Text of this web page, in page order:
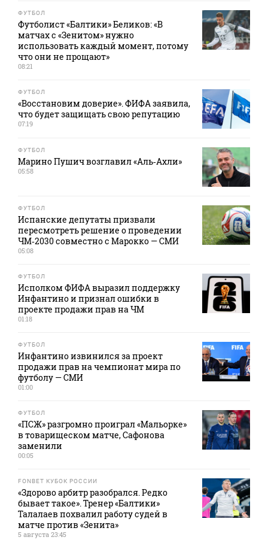
ФУТБОЛ
Футболист «Балтики» Беликов: «В
матчах с «Зенитом» нужно
использовать каждый момент, потому
что они не прощают»
08:21
ФУТБОЛ
«Восстановим доверие». ФИФА заявила,
что будет защищать свою репутацию
07:19
ФУТБОЛ
Марино Пушич возглавил «Аль‑Ахли»
05:58
ФУТБОЛ
Испанские депутаты призвали
пересмотреть решение о проведении
ЧМ‑2030 совместно с Марокко — СМИ
05:08
ФУТБОЛ
Исполком ФИФА выразил поддержку
Инфантино и признал ошибки в
проекте продажи прав на ЧМ
01:18
ФУТБОЛ
Инфантино извинился за проект
продажи прав на чемпионат мира по
футболу — СМИ
01:00
ФУТБОЛ
«ПСЖ» разгромно проиграл «Мальорке»
в товарищеском матче, Сафонова
заменили
00:05
FONBET КУБОК РОССИИ
«Здорово арбитр разобрался. Редко
бывает такое». Тренер «Балтики»
Талалаев похвалил работу судей в
матче против «Зенита»
5 августа 23:45